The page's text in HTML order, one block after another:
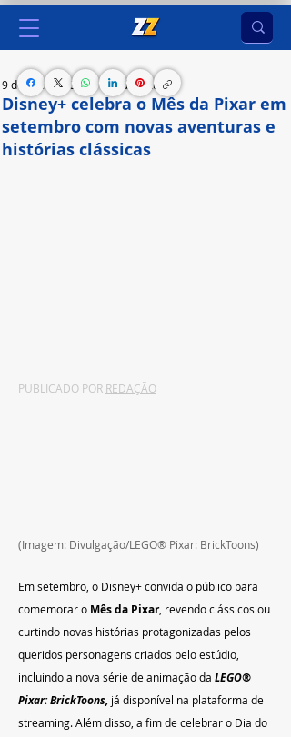
Disney+ celebra o Mês da Pixar em
setembro com novas aventuras e
histórias clássicas
9 de set. de 2024 3 min de leitura
PUBLICADO POR REDAÇÃO
(Imagem: Divulgação/LEGO® Pixar: BrickToons)
Em setembro, o Disney+ convida o público para
comemorar o Mês da Pixar, revendo clássicos ou
curtindo novas histórias protagonizadas pelos
queridos personagens criados pelo estúdio,
incluindo a nova série de animação da LEGO®
Pixar: BrickToons, já disponível na plataforma de
streaming. Além disso, a fim de celebrar o Dia do